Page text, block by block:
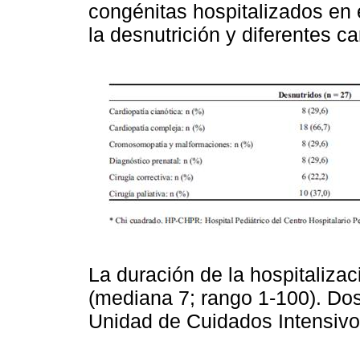
congénitas hospitalizados
la desnutrición y diferentes
La duración de la
(mediana 7; rango 1-100).
Unidad de Cuidados